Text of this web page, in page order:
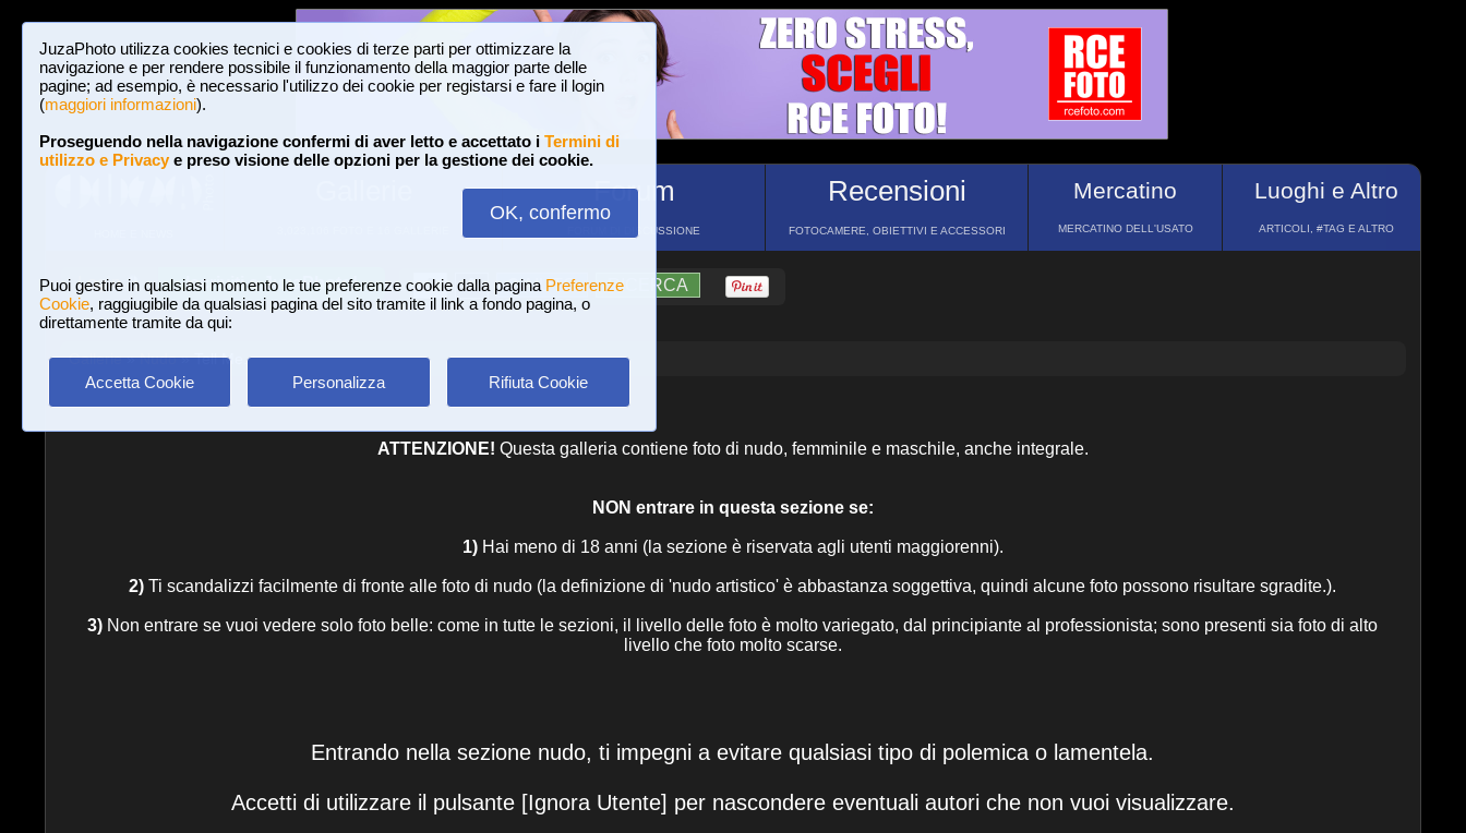
JuzaPhoto utilizza cookies tecnici e cookies di terze parti per ottimizzare la
navigazione e per rendere possibile il funzionamento della maggior parte delle
pagine; ad esempio, è necessario l'utilizzo dei cookie per registarsi e fare il login
(maggiori informazioni).
Proseguendo nella navigazione confermi di aver letto e accettato i Termini di
utilizzo e Privacye preso visione delle opzioni per la gestione dei cookie.
OK, confermo
Puoi gestire in qualsiasi momento le tue preferenze cookie dalla pagina Preferenze
Cookie, raggiugibile da qualsiasi pagina del sito tramite il link a fondo pagina, o
direttamente tramite da qui:
Accetta Cookie Personalizza Rifiuta Cookie
Forum
FORUM DI DISCUSSIONE
Recensioni
FOTOCAMERE, OBIETTIVI E ACCESSORI
Mercatino
MERCATINO DELL'USATO
Luoghi e Altro
ARTICOLI, #TAG E ALTRO
Login Iscriviti a JuzaPhoto! A A ?AIUTO RICERCA
Gallerie»Nudo» Tell Me.
ATTENZIONE! Questa galleria contiene foto di nudo, femminile e maschile, anche integrale.
NON entrare in questa sezione se:
1)Hai meno di 18 anni (la sezione è riservata agli utenti maggiorenni).
2) Ti scandalizzi facilmente di fronte alle foto di nudo (la definizione di 'nudo artistico' è abbastanza soggettiva, quindi alcune foto possono risultare sgradite.).
3) Non entrare se vuoi vedere solo foto belle: come in tutte le sezioni, il livello delle foto è molto variegato, dal principiante al professionista; sono presenti sia foto di alto
livello che foto molto scarse.
Entrando nella sezione nudo, ti impegni a evitare qualsiasi tipo di polemica o lamentela.
Accetti di utilizzare il pulsante [Ignora Utente] per nascondere eventuali autori che non vuoi visualizzare.